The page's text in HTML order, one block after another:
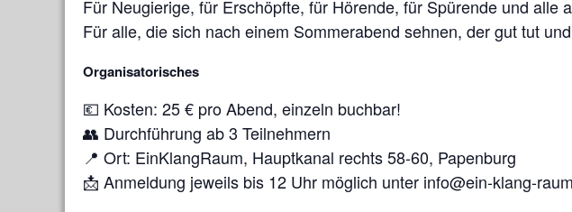
Für Neugierige, für Erschöpfte, für Hörende, für Spürende und alle
Für alle, die sich nach einem Sommerabend sehnen, der gut tut
Organisatorisches
💶 Kosten: 25 € pro Abend, einzeln buchbar!
👥 Durchführung ab 3 Teilnehmern
📍 Ort: EinKlangRaum, Hauptkanal rechts 58-60, Papenburg
📩 Anmeldung jeweils bis 12 Uhr möglich unter info@ein-klang-